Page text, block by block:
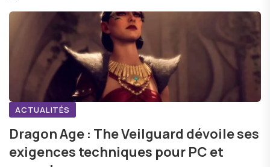
ACTUALITÉS
Dragon Age : The Veilguard dévoile ses
exigences techniques pour PC et